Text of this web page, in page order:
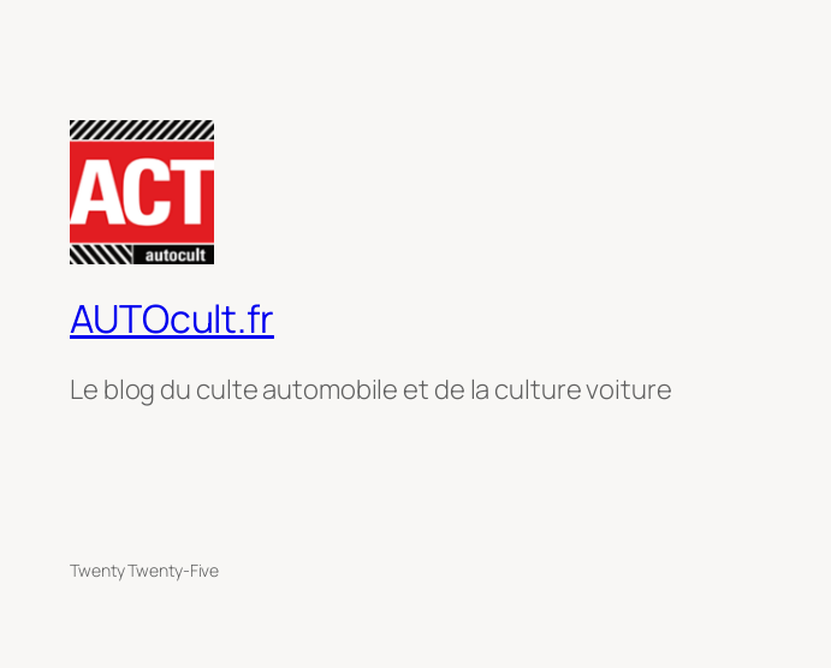
AUTOcult.fr
Le blog du culte automobile et de la culture voiture
Twenty Twenty-Five